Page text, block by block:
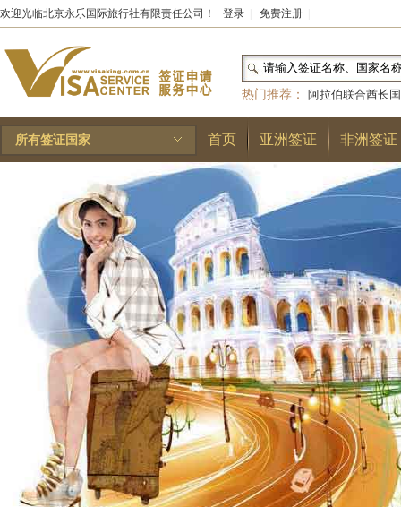
欢迎光临北京永乐国际旅行社有限责任公司！ 登录 免费注册
热门推荐：
阿拉伯联合酋长国
和国|布基纳法索|巴勒斯坦
林王国|安道尔公国|
所有签证国家 首页 亚洲签证 非洲签证